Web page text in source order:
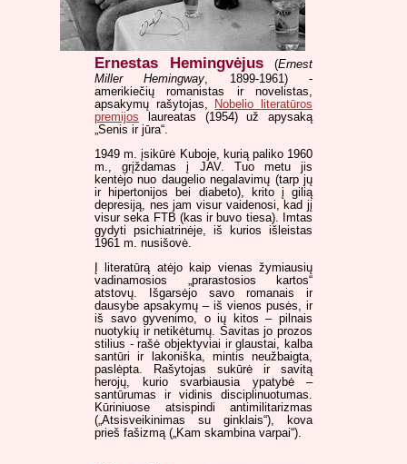
Ernestas Hemingvėjus (Ernest
Miller Hemingway, 1899-1961) -
amerikiečių romanistas ir novelistas,
apsakymų rašytojas,
Nobelio literatūros
premijos laureatas (1954) už apysaką
„Senis ir jūra“.
1949 m. įsikūrė Kuboje, kurią paliko 1960
m., grįždamas į JAV. Tuo metu jis
kentėjo nuo daugelio negalavimų (tarp jų
ir hipertonijos bei diabeto), krito į gilią
depresiją, nes jam visur vaidenosi, kad jį
visur seka FTB (kas ir buvo tiesa). Imtas
gydyti psichiatrinėje, iš kurios išleistas
1961 m. nusišovė.
Į literatūrą atėjo kaip vienas žymiausių
vadinamosios „prarastosios kartos“
atstovų. Išgarsėjo savo romanais ir
dausybe apsakymų – iš vienos pusės, ir
iš savo gyvenimo, o ių kitos – pilnais
nuotykių ir netikėtumų. Savitas jo prozos
stilius - rašė objektyviai ir glaustai, kalba
santūri ir lakoniška, mintis neužbaigta,
paslėpta. Rašytojas sukūrė ir savitą
herojų, kurio svarbiausia ypatybė –
santūrumas ir vidinis disciplinuotumas.
Kūriniuose atsispindi antimilitarizmas
(„Atsisveikinimas su ginklais“), kova
prieš fašizmą („Kam skambina varpai“).